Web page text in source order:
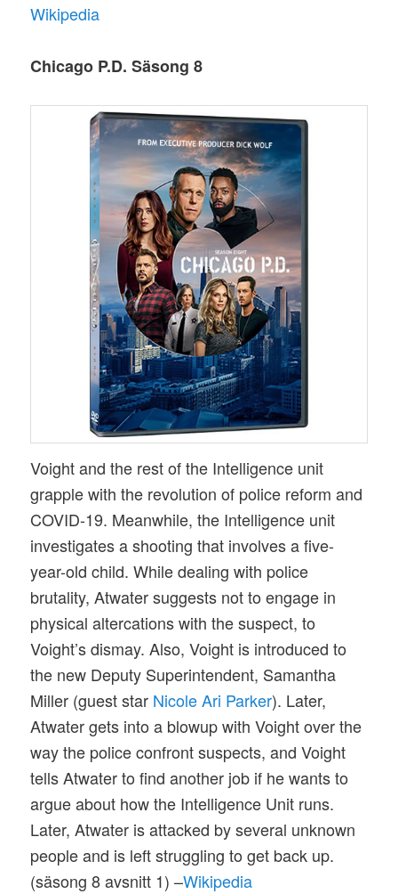
Wikipedia
Chicago P.D. Säsong 8
Voight and the rest of the Intelligence unit
grapple with the revolution of police reform and
COVID-19. Meanwhile, the Intelligence unit
investigates a shooting that involves a five-
year-old child. While dealing with police
brutality, Atwater suggests not to engage in
physical altercations with the suspect, to
Voight’s dismay. Also, Voight is introduced to
the new Deputy Superintendent, Samantha
Miller (guest star Nicole Ari Parker). Later,
Atwater gets into a blowup with Voight over the
way the police confront suspects, and Voight
tells Atwater to find another job if he wants to
argue about how the Intelligence Unit runs.
Later, Atwater is attacked by several unknown
people and is left struggling to get back up.
(säsong 8 avsnitt 1) –Wikipedia